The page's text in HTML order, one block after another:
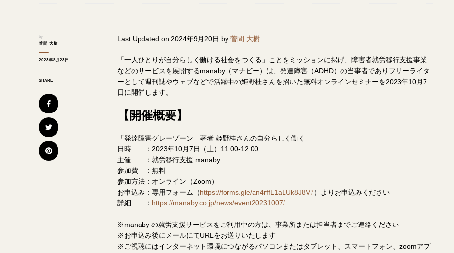
by
菅間 大樹
2023年8月23日
SHARE
Last Updated on 2024年9月20日 by 菅間 大樹
「一人ひとりが自分らしく働ける社会をつくる」ことをミッションに掲げ、障害者就労移行支援事業
などのサービスを展開するmanaby（マナビー）は、発達障害（ADHD）の当事者でありフリーライタ
ーとして週刊誌やウェブなどで活躍中の姫野桂さんを招いた無料オンラインセミナーを2023年10月7
日に開催します。
【開催概要】
「発達障害グレーゾーン」著者 姫野桂さんの自分らしく働く
日時 ：2023年10月7日（土）11:00-12:00
主催 ：就労移行支援 manaby
参加費 ：無料
参加方法：オンライン（Zoom）
お申込み：専用フォーム（https://forms.gle/an4rffL1aLUk8J8V7）よりお申込みください
詳細 ： https://manaby.co.jp/news/event20231007/
※manaby の就労支援サービスをご利用中の方は、事業所または担当者までご連絡ください
※お申込み後にメールにてURLをお送りいたします
※ご視聴にはインターネット環境につながるパソコンまたはタブレット、スマートフォン、zoomアプ